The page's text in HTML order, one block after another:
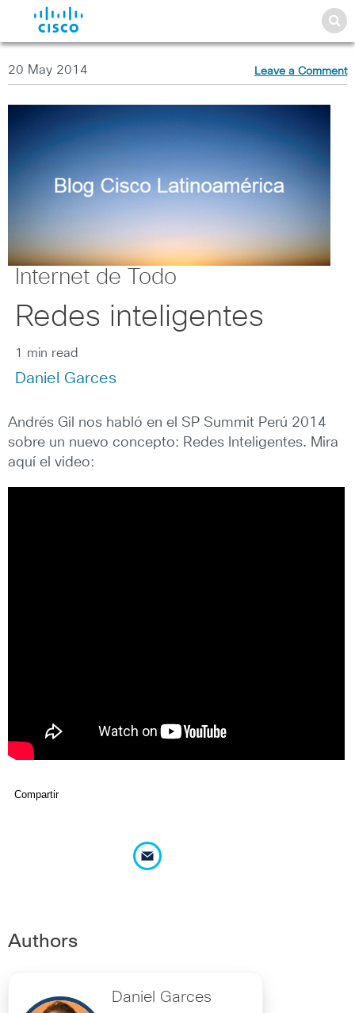
20 May 2014 Leave a Comment
Internet de Todo
Redes inteligentes
1 min read
Daniel Garces
Andrés Gil nos habló en el SP Summit Perú 2014
sobre un nuevo concepto: Redes Inteligentes. Mira
aquí el video:
Compartir
Authors
Daniel Garces